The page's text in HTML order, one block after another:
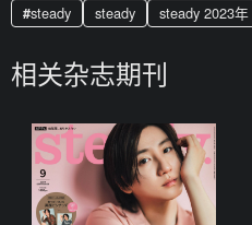
steady steady steady 2023年
相关杂志期刊